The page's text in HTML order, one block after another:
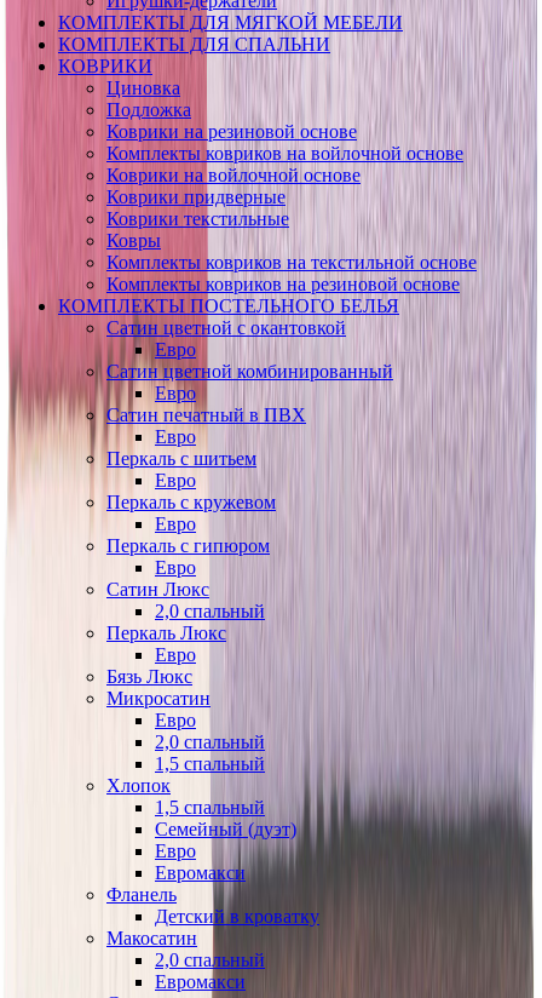
КОМПЛЕКТЫ ДЛЯ МЯГКОЙ МЕБЕЛИ
КОМПЛЕКТЫ ДЛЯ СПАЛЬНИ
КОВРИКИ
Циновка
Подложка
Коврики на резиновой основе
Комплекты ковриков на войлочной основе
Коврики на войлочной основе
Коврики придверные
Коврики текстильные
Ковры
Комплекты ковриков на текстильной основе
Комплекты ковриков на резиновой основе
КОМПЛЕКТЫ ПОСТЕЛЬНОГО БЕЛЬЯ
Сатин цветной с окантовкой
Евро
Сатин цветной комбинированный
Евро
Сатин печатный в ПВХ
Евро
Перкаль с шитьем
Евро
Перкаль с кружевом
Евро
Перкаль с гипюром
Евро
Сатин Люкс
2,0 спальный
Перкаль Люкс
Евро
Бязь Люкс
Микросатин
Евро
2,0 спальный
1,5 спальный
Хлопок
1,5 спальный
Семейный (дуэт)
Евро
Евромакси
Фланель
Детский в кроватку
Макосатин
2,0 спальный
Евромакси